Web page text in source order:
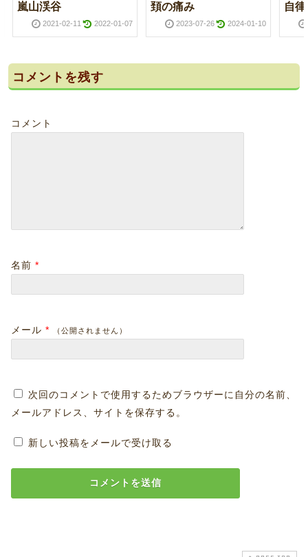
嵐山渓谷
2021-02-11 2022-01-07
頚の痛み
2023-07-26 2024-01-10
自
コメントを残す
コメント
名前 *
メール * （公開されません）
次回のコメントで使用するためブラウザーに自分の名前、
メールアドレス、サイトを保存する。
新しい投稿をメールで受け取る